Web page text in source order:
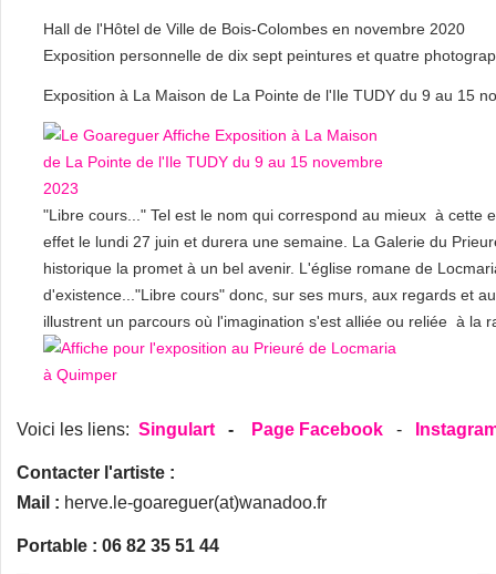
Hall de l'Hôtel de Ville de Bois-Colombes en novembre 2020
Exposition personnelle de dix sept peintures et quatre
Exposition à La Maison de La Pointe de l'Ile TUDY du 9 au 15
"Libre cours..." Tel est le nom qui correspond au mieux à cette
effet le lundi 27 juin et durera une semaine. La Galerie du
historique la promet à un bel avenir. L'église romane de
d'existence..."Libre cours" donc, sur ses murs, aux regards et
illustrent un parcours où l'imagination s'est alliée ou reliée à la
Voici les liens: Singulart - Page Facebook -
Contacter l'artiste :
Mail : herve.le-goareguer(at)wanadoo.fr
Portable : 06 82 35 51 44